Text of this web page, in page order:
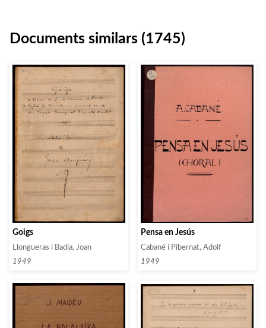
Documents similars (1745)
Goigs
Llongueras i Badia, Joan
1949
Pensa en Jesús
Cabané i Pibernat, Adolf
1949